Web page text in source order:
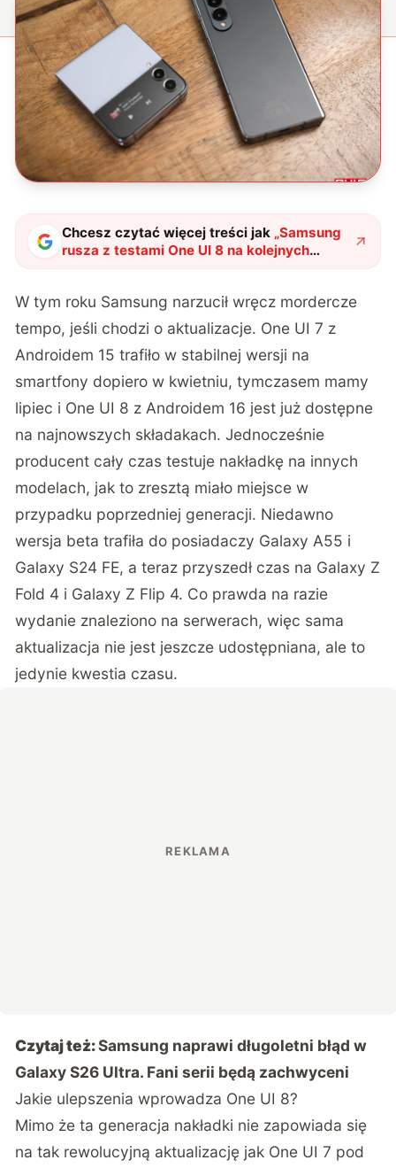
Chcesz czytać więcej treści jak „Samsung
rusza z testami One UI 8 na kolejnych
modelach"?
W tym roku Samsung narzucił wręcz mordercze
tempo, jeśli chodzi o aktualizacje. One UI 7 z
Androidem 15 trafiło w stabilnej wersji na
smartfony dopiero w kwietniu, tymczasem mamy
lipiec i One UI 8 z Androidem 16 jest już dostępne
na najnowszych składakach. Jednocześnie
producent cały czas testuje nakładkę na innych
modelach, jak to zresztą miało miejsce w
przypadku poprzedniej generacji. Niedawno
wersja beta trafiła do posiadaczy Galaxy A55 i
Galaxy S24 FE, a teraz przyszedł czas na Galaxy Z
Fold 4 i Galaxy Z Flip 4. Co prawda na razie
wydanie znaleziono na serwerach, więc sama
aktualizacja nie jest jeszcze udostępniana, ale to
jedynie kwestia czasu.
Czytaj też:Samsung naprawi długoletni błąd w
Galaxy S26 Ultra. Fani serii będą zachwyceni
Jakie ulepszenia wprowadza One UI 8?
Mimo że ta generacja nakładki nie zapowiada się
na tak rewolucyjną aktualizację jak One UI 7 pod